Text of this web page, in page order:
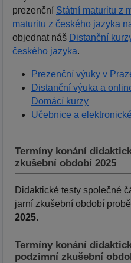
prezenční Státní maturitu z
maturitu z českého jazyka
objednat náš Distanční
českého jazyka.
Prezenční výuky v
Distanční výuka a
Domácí kurzy
Učebnice a
Termíny konání
zkušební období 2025
Didaktické testy společné
jarní zkušební období
2025.
Termíny konání
podzimní zkušební